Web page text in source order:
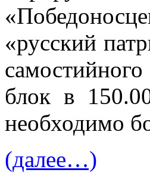
«русский
блок в
необходимо
(далее…)